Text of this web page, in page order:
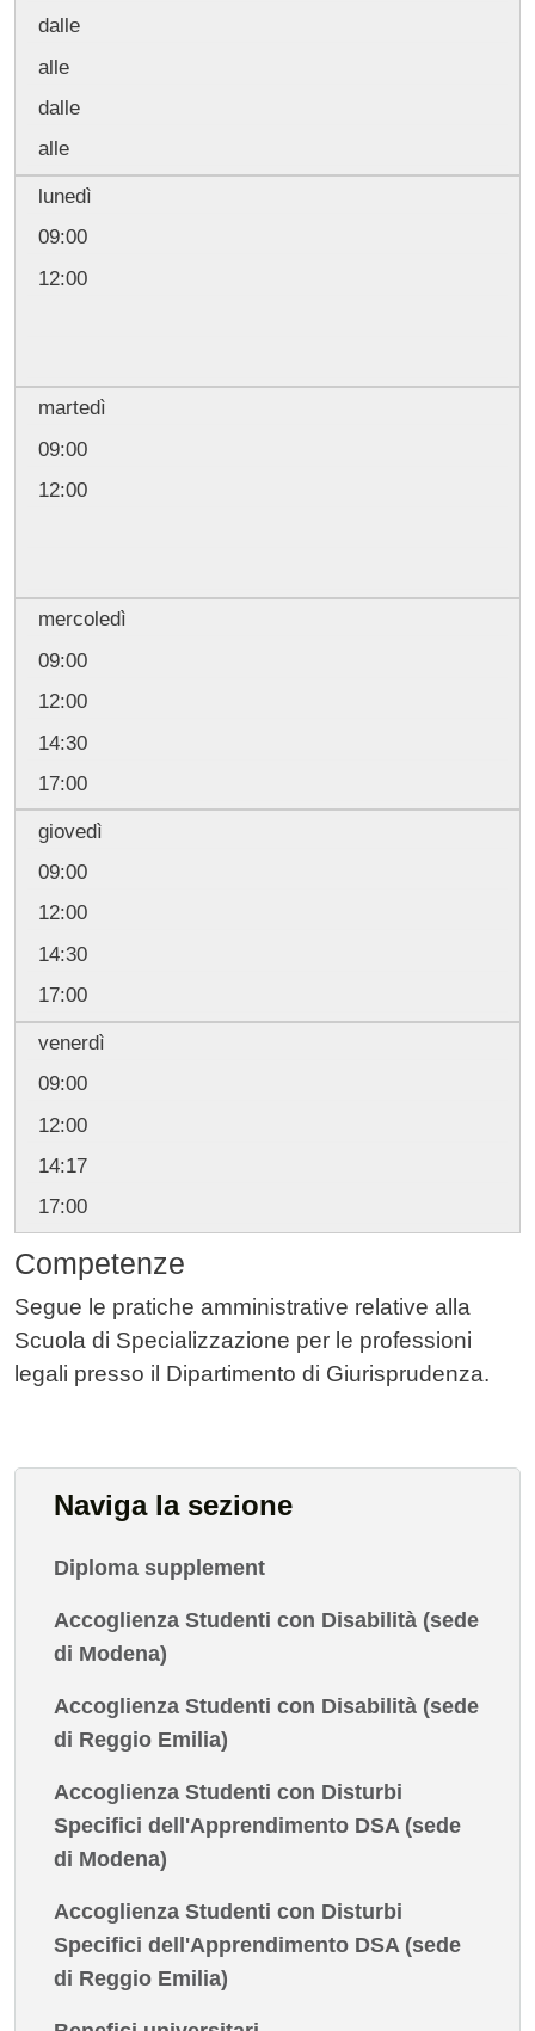
dalle
alle
dalle
alle
lunedì
09:00
12:00
martedì
09:00
12:00
mercoledì
09:00
12:00
14:30
17:00
giovedì
09:00
12:00
14:30
17:00
venerdì
09:00
12:00
14:17
17:00
Competenze
Segue le pratiche amministrative relative alla
Scuola di Specializzazione per le professioni
legali presso il Dipartimento di Giurisprudenza.
Naviga la sezione
Diploma supplement
Accoglienza Studenti con Disabilità (sede
di Modena)
Accoglienza Studenti con Disabilità (sede
di Reggio Emilia)
Accoglienza Studenti con Disturbi
Specifici dell'Apprendimento DSA (sede
di Modena)
Accoglienza Studenti con Disturbi
Specifici dell'Apprendimento DSA (sede
di Reggio Emilia)